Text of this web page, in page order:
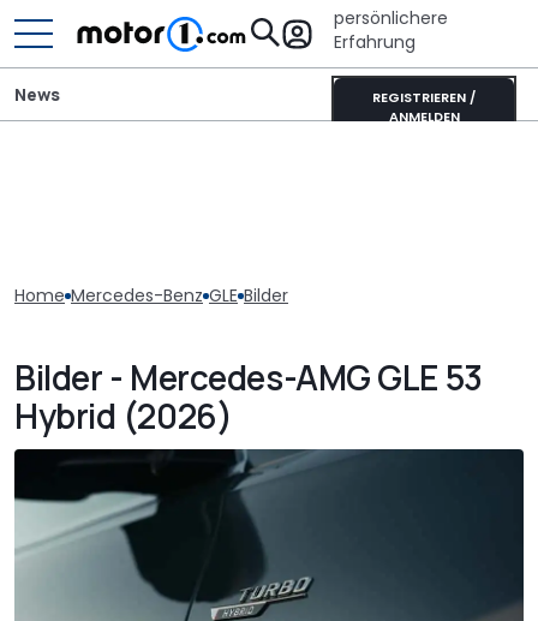
persönlichere
Erfahrung
REGISTRIEREN /
ANMELDEN
News
Home Mercedes-Benz GLE Bilder
Bilder - Mercedes-AMG GLE 53
Hybrid (2026)